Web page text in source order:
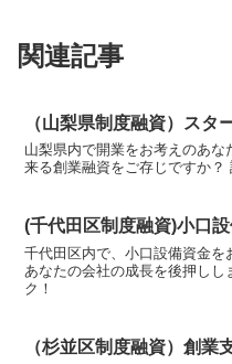
関連記事
（山梨県制度融資）スタ
山梨県内で開業をお考えのあ
来る創業融資をご存じですか？
(千代田区制度融資)小口
千代田区内で、小口設備資金
あなたの会社の成長を後押し
ク！
（杉並区制度融資）創業